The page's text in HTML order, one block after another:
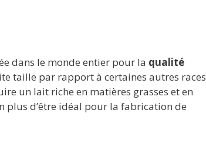
dans le monde entier pour la qualité
taille par rapport à certaines autres races
un lait riche en matières grasses et en
plus d’être idéal pour la fabrication de